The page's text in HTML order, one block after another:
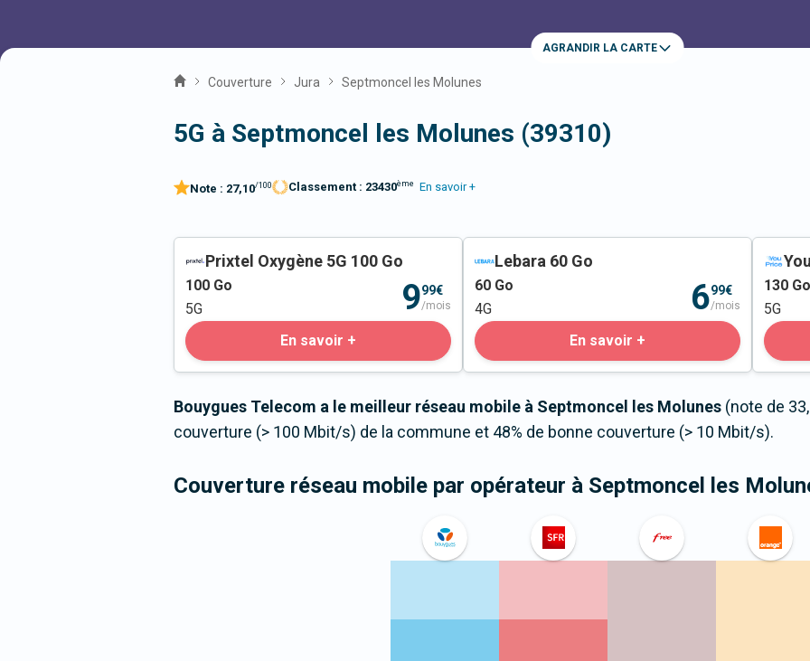
AGRANDIR LA CARTE
Couverture Jura Septmoncel les Molunes
5G à Septmoncel les Molunes (39310)
Note : 27,10/100 Classement : 23430ème En savoir +
Prixtel Oxygène 5G 100 Go
100 Go
5G
999€
/mois
En savoir +
Lebara 60 Go
60 Go
4G
699€
/mois
En savoir +
130 Go
5G
Bouygues Telecom a le meilleur réseau mobile à Septmoncel les Molunes (note de
couverture (> 100 Mbit/s) de la commune et 48% de bonne couverture (> 10 Mbit/s).
Couverture réseau mobile par opérateur à Septmoncel les